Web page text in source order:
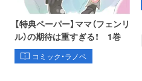
【特典ペーパー】ママ（フェンリ
ル）の期待は重すぎる！ 1巻
コミック・ラノベ